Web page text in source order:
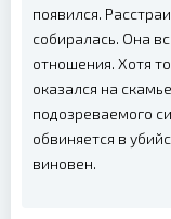
появился.
собиралась. Она
отношения. Хотя
оказался на
подозреваемого
обвиняется в
виновен.